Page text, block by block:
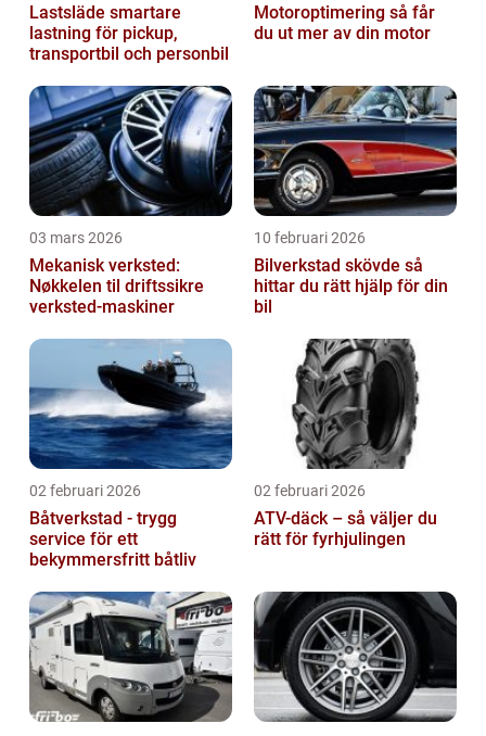
Lastsläde smartare
lastning för pickup,
transportbil och personbil
Motoroptimering så får
du ut mer av din motor
03 mars 2026
Mekanisk verksted:
Nøkkelen til driftssikre
verksted-maskiner
10 februari 2026
Bilverkstad skövde så
hittar du rätt hjälp för din
bil
02 februari 2026
Båtverkstad - trygg
service för ett
bekymmersfritt båtliv
02 februari 2026
ATV-däck – så väljer du
rätt för fyrhjulingen